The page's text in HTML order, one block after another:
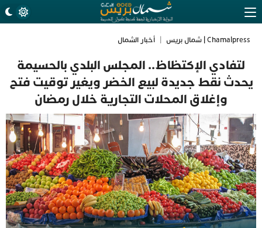
Chamalpress | شمال بريس أخبار الشمال
لتفادي الإكتظاظ.. المجلس البلدي بالحسيمة
يحدث نقط جديدة لبيع الخضر ويغير توقيت فتح
وإغلاق المحلات التجارية خلال رمضان